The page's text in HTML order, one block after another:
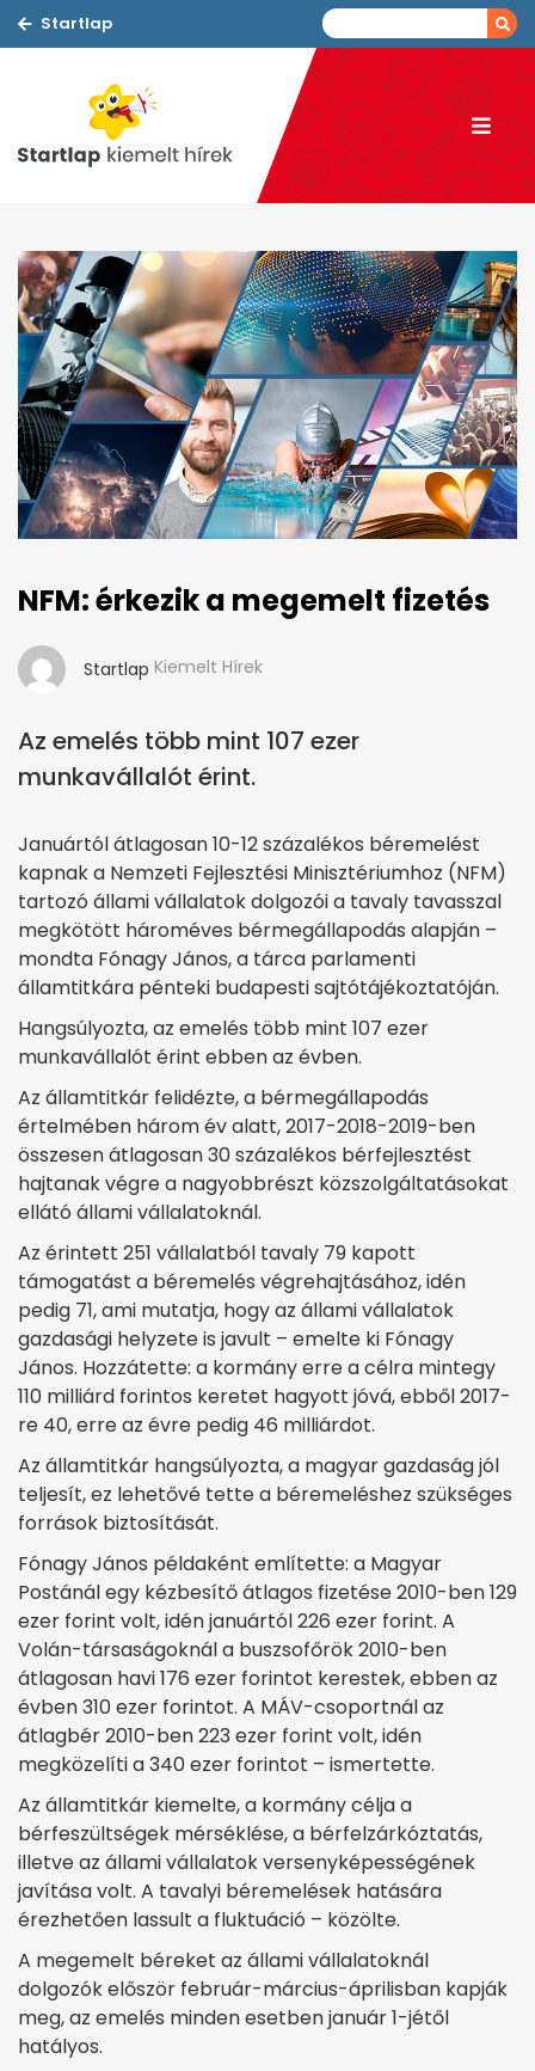
Startlap
NFM: érkezik a megemelt fizetés
Startlap Kiemelt Hírek
Az emelés több mint 107 ezer
munkavállalót érint.
Januártól átlagosan 10-12 százalékos béremelést
kapnak a Nemzeti Fejlesztési Minisztériumhoz (NFM)
tartozó állami vállalatok dolgozói a tavaly tavasszal
megkötött hároméves bérmegállapodás alapján –
mondta Fónagy János, a tárca parlamenti
államtitkára pénteki budapesti sajtótájékoztatóján.
Hangsúlyozta, az emelés több mint 107 ezer
munkavállalót érint ebben az évben.
Az államtitkár felidézte, a bérmegállapodás
értelmében három év alatt, 2017-2018-2019-ben
összesen átlagosan 30 százalékos bérfejlesztést
hajtanak végre a nagyobbrészt közszolgáltatásokat
ellátó állami vállalatoknál.
Az érintett 251 vállalatból tavaly 79 kapott
támogatást a béremelés végrehajtásához, idén
pedig 71, ami mutatja, hogy az állami vállalatok
gazdasági helyzete is javult – emelte ki Fónagy
János. Hozzátette: a kormány erre a célra mintegy
110 milliárd forintos keretet hagyott jóvá, ebből 2017-
re 40, erre az évre pedig 46 milliárdot.
Az államtitkár hangsúlyozta, a magyar gazdaság jól
teljesít, ez lehetővé tette a béremeléshez szükséges
források biztosítását.
Fónagy János példaként említette: a Magyar
Postánál egy kézbesítő átlagos fizetése 2010-ben 129
ezer forint volt, idén januártól 226 ezer forint. A
Volán-társaságoknál a buszsofőrök 2010-ben
átlagosan havi 176 ezer forintot kerestek, ebben az
évben 310 ezer forintot. A MÁV-csoportnál az
átlagbér 2010-ben 223 ezer forint volt, idén
megközelíti a 340 ezer forintot – ismertette.
Az államtitkár kiemelte, a kormány célja a
bérfeszültségek mérséklése, a bérfelzárkóztatás,
illetve az állami vállalatok versenyképességének
javítása volt. A tavalyi béremelések hatására
érezhetően lassult a fluktuáció – közölte.
A megemelt béreket az állami vállalatoknál
dolgozók először február-március-áprilisban kapják
meg, az emelés minden esetben január 1-jétől
hatályos.